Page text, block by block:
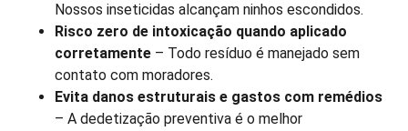
Nossos inseticidas alcançam ninhos escondidos.
Risco zero de intoxicação quando aplicado
corretamente – Todo resíduo é manejado sem
contato com moradores.
Evita danos estruturais e gastos com remédios
– A dedetização preventiva é o melhor